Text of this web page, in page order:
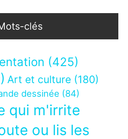
clés
(425)
Art et culture (180)
dessinée (84)
qui m'irrite
ou lis les